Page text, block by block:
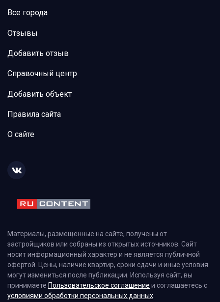
Все города
Отзывы
Добавить отзыв
Справочный центр
Добавить объект
Правила сайта
О сайте
Материалы, размещённые на сайте, получены от
застройщиков или собраны из открытых источников. Сайт
носит информационный характер и не является публичной
офертой. Цены, наличие квартир, сроки сдачи и иные условия
могут измениться после публикации. Используя сайт, вы
принимаете Пользовательское соглашение и соглашаетесь с
условиями обработки персональных данных.